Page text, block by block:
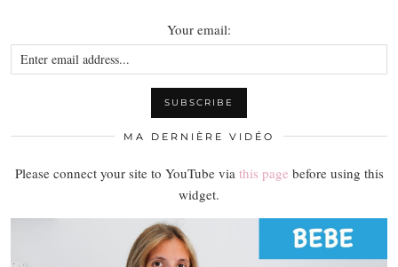
Your email:
MA DERNIÈRE VIDÉO
Please connect your site to YouTube via this page before using this
widget.